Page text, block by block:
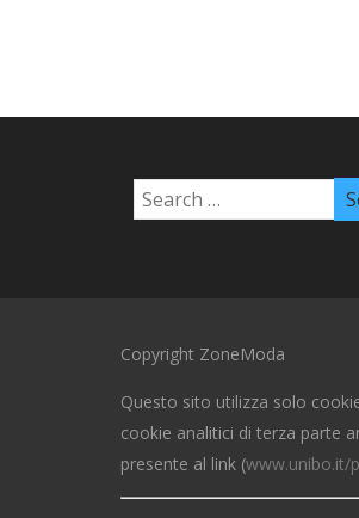
Copyright ZoneModa
Questo sito utilizza solo
cookie analitici di terza parte
presente al link (www.unibo.it/